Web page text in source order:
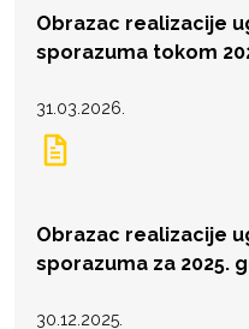
Obrazac realizacije
sporazuma tokom
31.03.2026.
Obrazac realizacije
sporazuma za 2025.
30.12.2025.